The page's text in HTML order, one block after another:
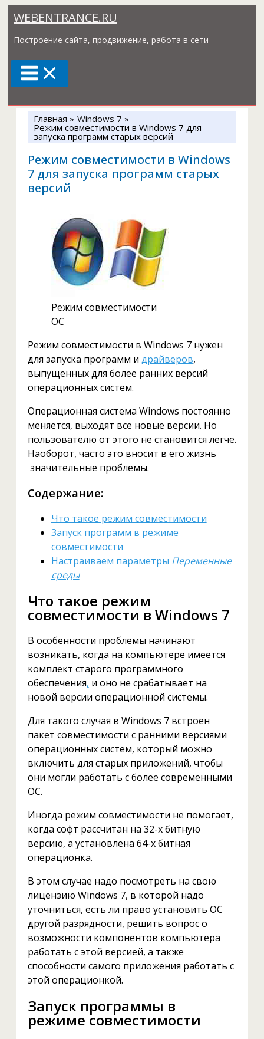
Перейти
содержимому
WEBENTRANCE.RU
Построение сайта, продвижение, работа в сети
Главная Windows 7
Режим совместимости в Windows 7 для
запуска программ старых версий
Режим совместимости в Windows
7 для запуска программ старых
версий
Режим совместимости
ОС
Режим совместимости в Windows 7 нужен
для запуска программ и драйверов,
выпущенных для более ранних версий
операционных систем.
Операционная система Windows постоянно
меняется, выходят все новые версии. Но
пользователю от этого не становится легче.
Наоборот, часто это вносит в его жизнь
значительные проблемы.
Содержание:
Что такое режим совместимости
Запуск программ в режиме
совместимости
Настраиваем параметры Переменные
среды
Что такое режим
совместимости в Windows 7
В особенности проблемы начинают
возникать, когда на компьютере имеется
комплект старого программного
обеспечения, и оно не срабатывает на
новой версии операционной системы.
Для такого случая в Windows 7 встроен
пакет совместимости с ранними версиями
операционных систем, который можно
включить для старых приложений, чтобы
они могли работать с более современными
ОС.
Иногда режим совместимости не помогает,
когда софт рассчитан на 32-х битную
версию, а установлена 64-х битная
операционка.
В этом случае надо посмотреть на свою
лицензию Windows 7, в которой надо
уточниться, есть ли право установить ОС
другой разрядности, решить вопрос о
возможности компонентов компьютера
работать с этой версией, а также
способности самого приложения работать с
этой операционкой.
Запуск программы в
режиме совместимости